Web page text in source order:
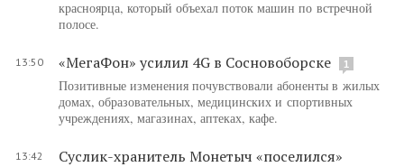
красноярца, который объехал поток машин по встречной
полосе.
13:50 «МегаФон» усилил 4G в Сосновоборске 1
Позитивные изменения почувствовали абоненты в жилых
домах, образовательных, медицинских и спортивных
учреждениях, магазинах, аптеках, кафе.
13:42
Суслик-хранитель Монетыч «поселился»